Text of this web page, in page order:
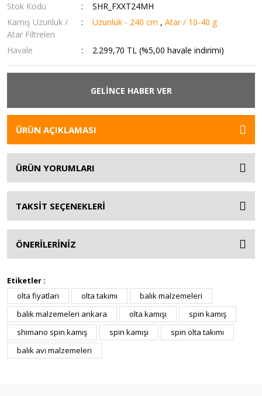
Stok Kodu
SHR_FXXT24MH
Kamış Uzunluk /
Atar Filtreleri
Uzunluk - 240 cm ,Atar / 10-40 g
Havale 2.299,70 TL (%5,00 havale indirimi)
GELİNCE HABER VER
ÜRÜN AÇIKLAMASI
ÜRÜN YORUMLARI
TAKSİT SEÇENEKLERİ
ÖNERİLERİNİZ
Etiketler :
olta fiyatları
olta takımı
balık malzemeleri
balık malzemeleri ankara
olta kamışı
spin kamış
shimano spin kamış
spin kamışı
spin olta takımı
balık avı malzemeleri